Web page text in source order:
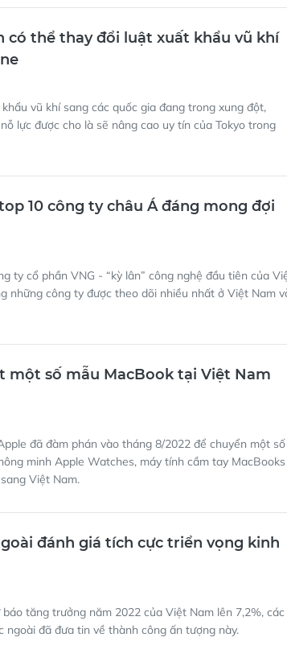
có thể thay đổi luật xuất khẩu vũ khí
vũ khí sang các quốc gia đang trong xung đột,
lực được cho là sẽ nâng cao uy tín của Tokyo trong
10 công ty châu Á đáng mong đợi
ty cổ phần VNG - “kỳ lân” công nghệ đầu tiên của
những công ty được theo dõi nhiều nhất ở Việt Nam
một số mẫu MacBook tại Việt Nam
đã đàm phán vào tháng 8/2022 để chuyển một số
minh Apple Watches, máy tính cầm tay MacBooks
Việt Nam.
đánh giá tích cực triển vọng kinh
tăng trưởng năm 2022 của Việt Nam lên 7,2%, các
ngoài đã đưa tin về thành công ấn tượng này.